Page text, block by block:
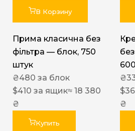
В Корзину
Прима класична без
фільтра — блок, 750
штук
₴480 за блок
$410 за ящик≈ 18 380
₴
Купить
₴
$
₴